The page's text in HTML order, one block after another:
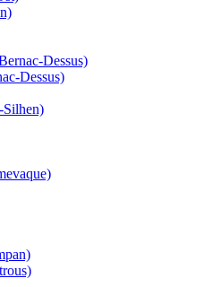
Dessus)
Dessus)
Silhen)